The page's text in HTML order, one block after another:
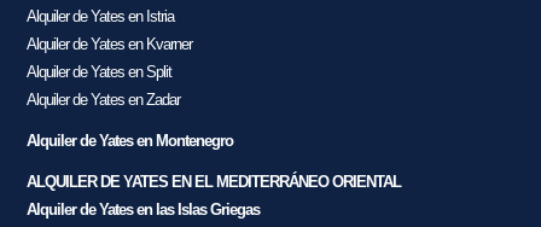
Alquiler de Yates en Istria
Alquiler de Yates en Kvarner
Alquiler de Yates en Split
Alquiler de Yates en Zadar
Alquiler de Yates en Montenegro
ALQUILER DE YATES EN EL MEDITERRÁNEO ORIENTAL
Alquiler de Yates en las Islas Griegas